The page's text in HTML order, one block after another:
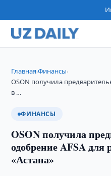
Главная›Финансы›
OSON получила
в …
ФИНАНСЫ
OSON получила
одобрение AFSA
«Астана»